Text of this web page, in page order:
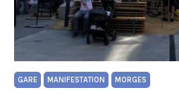
GARE MANIFESTATION MORGES